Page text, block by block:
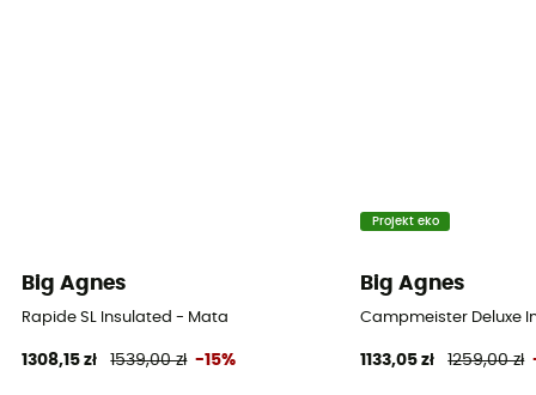
Big Agnes
Rapide SL Insulated - Mata
1308,15 zł 1539,00 zł -15%
Projekt eko
Big Agnes
Campmeister Deluxe
1133,05 zł 1259,00 zł